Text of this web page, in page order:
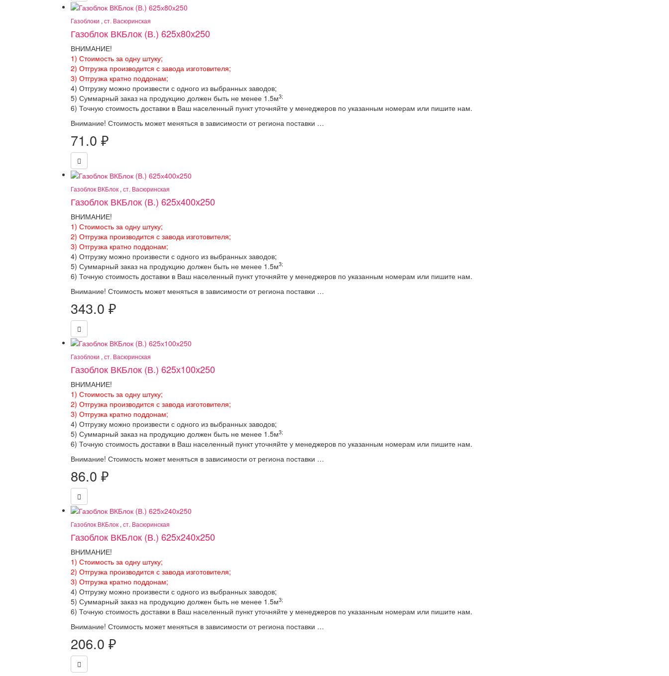
Газоблоки , ст. Васюринская
Газоблок ВКБлок (В.) 625х80х250
ВНИМАНИЕ!
1) Стоимость за одну штуку;
2) Отгрузка производится с завода изготовителя;
3) Отгрузка кратно поддонам;
4) Отгрузку можно произвести с одного из выбранных заводов;
5) Суммарный заказ на продукцию должен быть не менее 1.5м3;
6) Точную стоимость доставки в Ваш населенный пункт уточняйте у менеджеров по указанным номерам или пишите нам.
Внимание! Стоимость может меняться в зависимости от региона поставки …
71.0 ₽
Газоблок ВКБлок , ст. Васюринская
Газоблок ВКБлок (В.) 625х400х250
ВНИМАНИЕ!
1) Стоимость за одну штуку;
2) Отгрузка производится с завода изготовителя;
3) Отгрузка кратно поддонам;
4) Отгрузку можно произвести с одного из выбранных заводов;
5) Суммарный заказ на продукцию должен быть не менее 1.5м3;
6) Точную стоимость доставки в Ваш населенный пункт уточняйте у менеджеров по указанным номерам или пишите нам.
Внимание! Стоимость может меняться в зависимости от региона поставки …
343.0 ₽
Газоблоки , ст. Васюринская
Газоблок ВКБлок (В.) 625х100х250
ВНИМАНИЕ!
1) Стоимость за одну штуку;
2) Отгрузка производится с завода изготовителя;
3) Отгрузка кратно поддонам;
4) Отгрузку можно произвести с одного из выбранных заводов;
5) Суммарный заказ на продукцию должен быть не менее 1.5м3;
6) Точную стоимость доставки в Ваш населенный пункт уточняйте у менеджеров по указанным номерам или пишите нам.
Внимание! Стоимость может меняться в зависимости от региона поставки …
86.0 ₽
Газоблок ВКБлок , ст. Васюринская
Газоблок ВКБлок (В.) 625х240х250
ВНИМАНИЕ!
1) Стоимость за одну штуку;
2) Отгрузка производится с завода изготовителя;
3) Отгрузка кратно поддонам;
4) Отгрузку можно произвести с одного из выбранных заводов;
5) Суммарный заказ на продукцию должен быть не менее 1.5м3;
6) Точную стоимость доставки в Ваш населенный пункт уточняйте у менеджеров по указанным номерам или пишите нам.
Внимание! Стоимость может меняться в зависимости от региона поставки …
206.0 ₽